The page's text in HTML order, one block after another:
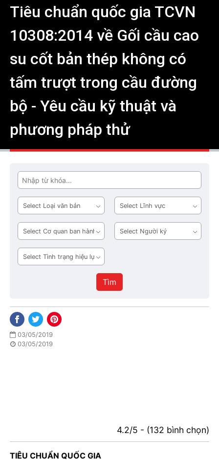
Tiêu chuẩn quốc gia TCVN
10308:2014 về Gối cầu cao
su cốt bản thép không có
tấm trượt trong cầu đường
bộ - Yêu cầu kỹ thuật và
phương pháp thử
Tìm
Loại
văn
bản
Lĩnh
vực
Cơ
quan
ban
hành
Người
ký
Tình
trạng
Tìm
03/05/2019
03/05/2019
4.2/5 - (132 bình chọn)
TIÊU CHUẨN QUỐC GIA